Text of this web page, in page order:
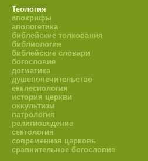
Теология
апокрифы
апологетика
библейские толкования
библиология
библейские словари
богословие
догматика
душепопечительство
екклесиология
история церкви
оккультизм
патрология
религиоведение
сектология
современная церковь
сравнительное богословие